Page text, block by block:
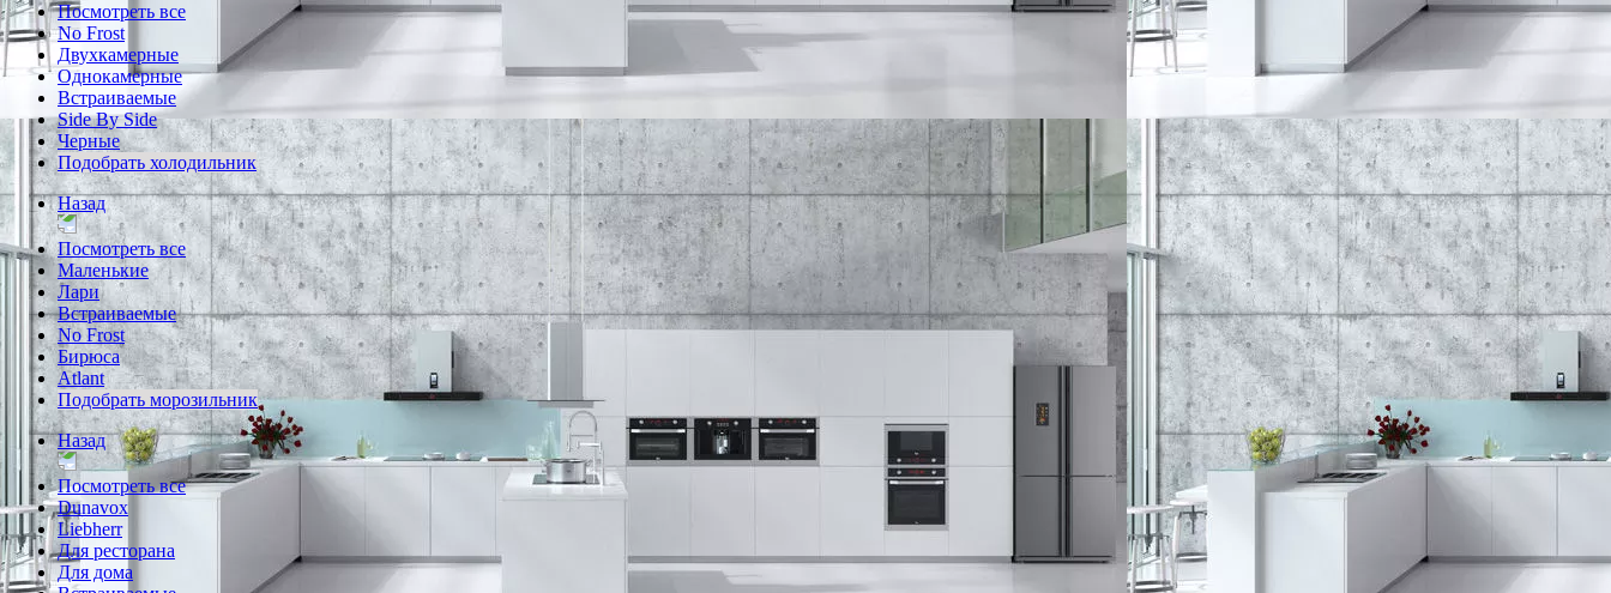
Посмотреть все
No Frost
Двухкамерные
Однокамерные
Встраиваемые
Side By Side
Черные
Подобрать холодильник
Назад
Посмотреть все
Маленькие
Лари
Встраиваемые
No Frost
Бирюса
Atlant
Подобрать морозильник
Назад
Посмотреть все
Dunavox
Liebherr
Для ресторана
Для дома